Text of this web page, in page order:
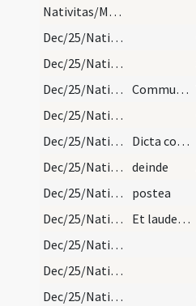
Nativitas/Mass ordinary/dismissal
Dec/25/Nativitas/M1/Mass Propers/2
Dec/25/Nativitas/M1/Mass Propers
Dec/25/Nativitas/M1/Mass Propers
Communicantes et noctem.
Dec/25/Nativitas/M1/Mass Propers
Dec/25/Nativitas/Christmas Eve
Dicta communione sequitur evangelium
Dec/25/Nativitas/Christmas Eve
deinde
Dec/25/Nativitas/Christmas Eve/Office
postea
Dec/25/Nativitas/M1/Mass Propers
Et laudes sine versiculo et Deus in adiutorium or…
Dec/25/Nativitas/M2/Mass Propers
Dec/25/Nativitas/M2/Mass Propers
Dec/25/Nativitas/M2/Mass Propers